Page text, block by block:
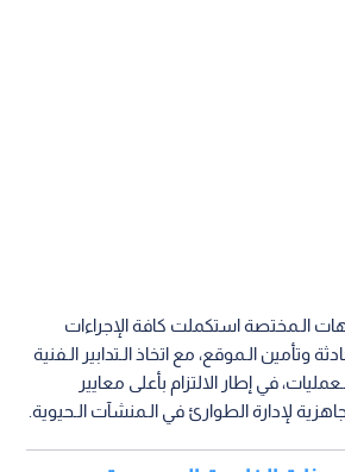
الـمختصة استكملت كافة الإجراءات
وتأمين الـموقع، مع اتخاذ الـتدابير الـفنية
في إطار الالتزام بأعلى معايير
لإدارة الطوارئ في الـمنشآت الـحيوية.